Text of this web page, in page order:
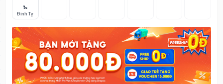
🐍
Đinh Tỵ